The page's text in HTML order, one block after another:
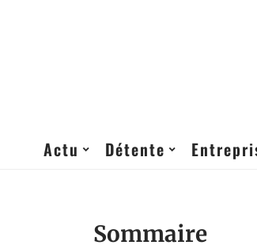
Actu Détente
Sommaire